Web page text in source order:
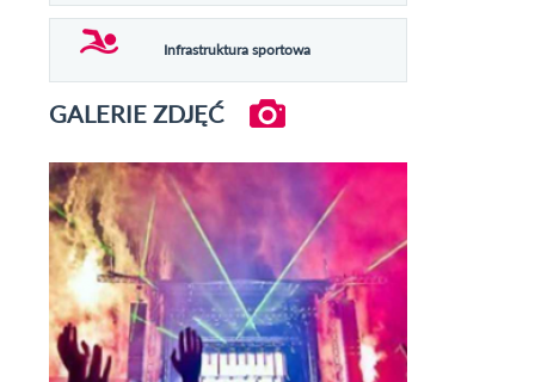
Infrastruktura sportowa
GALERIE ZDJĘĆ